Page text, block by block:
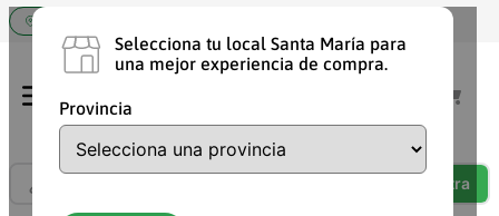
Selecciona tu local Santa María para
una mejor experiencia de compra.
Provincia
¿Qué estás buscando?